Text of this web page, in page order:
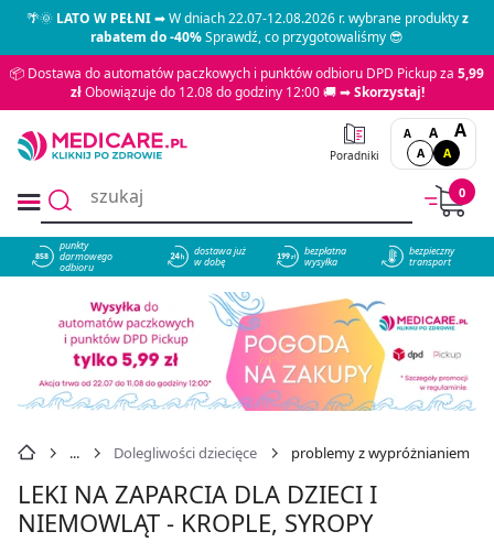
🌴🌞LATO W PEŁNI➡ W dniach 22.07-12.08.2026 r. wybrane produktyz
rabatem do -40%Sprawdź, co przygotowaliśmy 😎
📦 Dostawa do automatów paczkowych i punktów odbioru DPD Pickup za 5,99
złObowiązuje do 12.08 do godziny 12:00 🚚 ➡Skorzystaj!
Poradniki
A A A
A A
0
858
punkty
darmowego
odbioru
dostawa już
w dobę
bezpłatna
wysyłka
bezpieczny
transport
Dolegliwości dziecięce problemy z wypróżnianiem
LEKI NA ZAPARCIA DLA DZIECI I
NIEMOWLĄT - KROPLE, SYROPY